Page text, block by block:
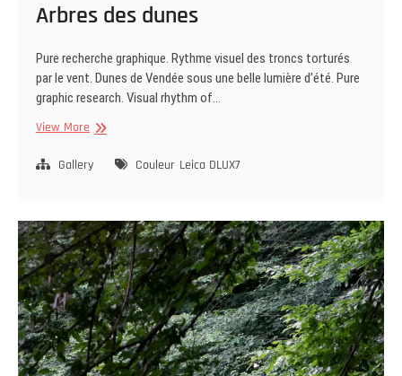
Arbres des dunes
Pure recherche graphique. Rythme visuel des troncs torturés
par le vent. Dunes de Vendée sous une belle lumière d’été. Pure
graphic research. Visual rhythm of…
View More Arbres
dunes
Gallery Couleur Leica DLUX7